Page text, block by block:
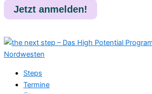
Jetzt anmelden!
Steps
Termine